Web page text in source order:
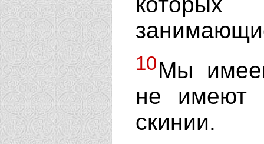
10Мы
не имеют
скинии.